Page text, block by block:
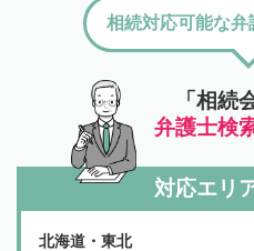
「相続
弁護士検
相続対応可能な弁
対応エリ
北海道・東北